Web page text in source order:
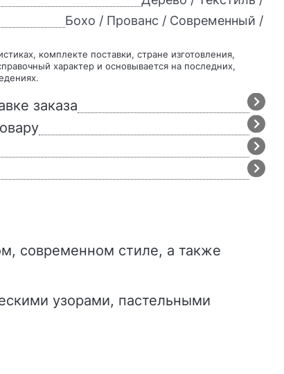
Бохо / Прованс / Современный /
характер и основывается на последних,
заказа
узорами, пастельными